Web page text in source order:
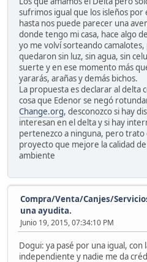
sufrimos igual que los isleños por
hasta nos puede parecer una
donde tengo mi casa, hace algo
yo me volví sorteando
quedaron sin luz, sin agua, sin
suerte y en ese momento más
yararás, arañas y demás bichos.
La propuesta es declarar al
cosa que Edenor se negó
Change.org, desconozco si hay
interesan en el delta y si hay
pertenezco a ninguna, pero trato
proyecto que mejore la calidad
ambiente
Compra/Venta/Canjes/
una ayudita.
Junio 19, 2015, 07:34:10 PM
Dogui: ya pasé por una igual,
independiente y nadie me da